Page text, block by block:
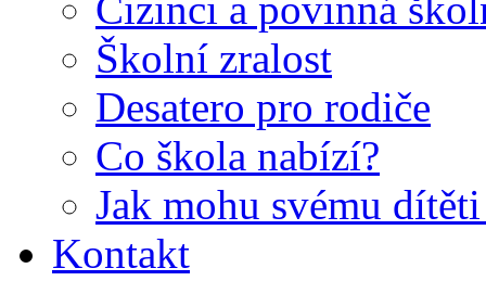
Školní zralost
Desatero pro rodiče
Co škola nabízí?
Jak mohu svému
Kontakt